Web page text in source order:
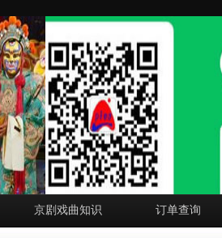
京剧戏曲知识 订单查询